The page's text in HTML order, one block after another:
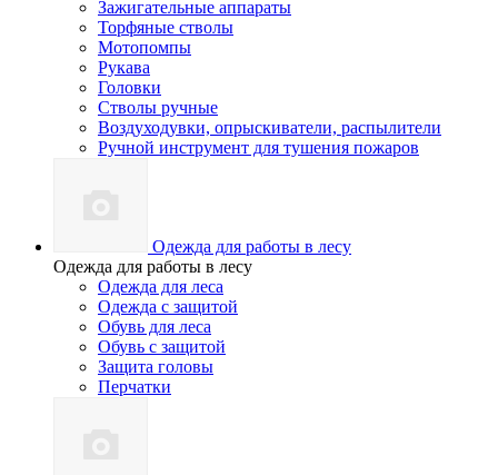
Зажигательные аппараты
Торфяные стволы
Мотопомпы
Рукава
Головки
Стволы ручные
Воздуходувки, опрыскиватели, распылители
Ручной инструмент для тушения пожаров
Одежда для работы в лесу
Одежда для работы в лесу
Одежда для леса
Одежда с защитой
Обувь для леса
Обувь с защитой
Защита головы
Перчатки